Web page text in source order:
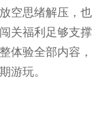
空思绪解压，也
关福利足够支撑
体验全部内容，
游玩。